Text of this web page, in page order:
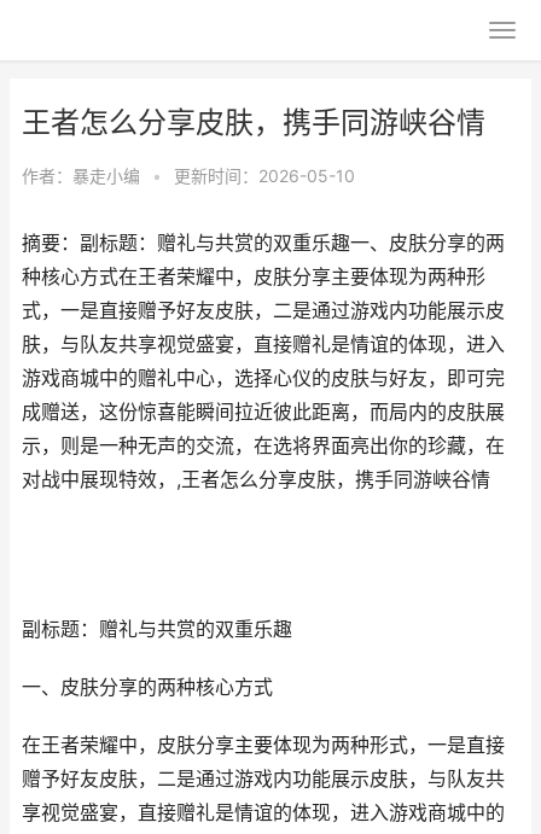
王者怎么分享皮肤，携手同游峡谷情
作者： 暴走小编 • 更新时间：2026-05-10
摘要：副标题：赠礼与共赏的双重乐趣一、皮肤分享的两
种核心方式在王者荣耀中，皮肤分享主要体现为两种形
式，一是直接赠予好友皮肤，二是通过游戏内功能展示皮
肤，与队友共享视觉盛宴，直接赠礼是情谊的体现，进入
游戏商城中的赠礼中心，选择心仪的皮肤与好友，即可完
成赠送，这份惊喜能瞬间拉近彼此距离，而局内的皮肤展
示，则是一种无声的交流，在选将界面亮出你的珍藏，在
对战中展现特效，,王者怎么分享皮肤，携手同游峡谷情
副标题：赠礼与共赏的双重乐趣
一、皮肤分享的两种核心方式
在王者荣耀中，皮肤分享主要体现为两种形式，一是直接
赠予好友皮肤，二是通过游戏内功能展示皮肤，与队友共
享视觉盛宴，直接赠礼是情谊的体现，进入游戏商城中的